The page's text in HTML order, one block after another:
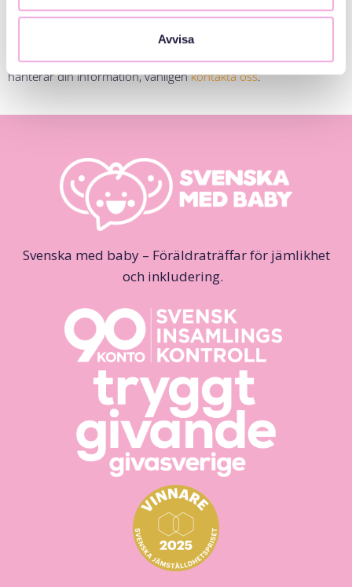
Avvisa
Om du har några frågor om denna policy eller om hur vi
hanterar din information, vänligenkontakta oss.
Svenska med baby – Föräldraträffar för jämlikhet
och inkludering.